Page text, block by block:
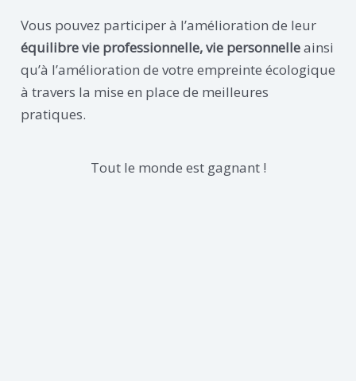
Vous pouvez participer à l’amélioration de leur
équilibre vie professionnelle, vie personnelleainsi
qu’à l’amélioration de votre empreinte écologique
à travers la mise en place de meilleures
pratiques.
Tout le monde est gagnant !